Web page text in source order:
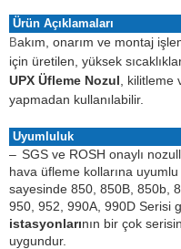
Ürün Açıklamaları
Bakım, onarım ve montaj
için üretilen, yüksek
UPX Üfleme Nozul , kilitleme
yapmadan kullanılabilir.
Uyumluluk
– SGS ve ROSH onaylı
hava üfleme kollarına
sayesinde 850, 850B, 850b,
950, 952, 990A, 990D Serisi
istasyonlarının bir çok
uygundur.